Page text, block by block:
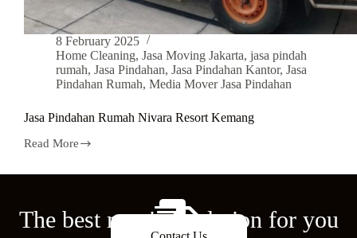
8 February 2025
Home Cleaning, Jasa Moving Jakarta, jasa pindah
rumah, Jasa Pindahan, Jasa Pindahan Kantor, Jasa
Pindahan Rumah, Media Mover Jasa Pindahan
Jasa Pindahan Rumah Nivara Resort Kemang
Read More
The best moving solution for you